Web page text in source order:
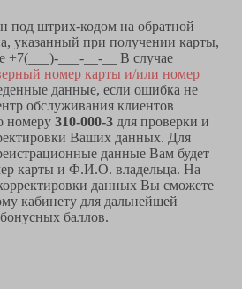
под штрих-кодом на обратной
указанный при получении карты,
+7(___)-___-__-__ В случае
номер карты и/или номер
данные, если ошибка не
обслуживания клиентов
номеру 310-000-3 для проверки и
Ваших данных. Для
данные Вам будет
карты и Ф.И.О. владельца. На
данных Вы сможете
кабинету для дальнейшей
баллов.